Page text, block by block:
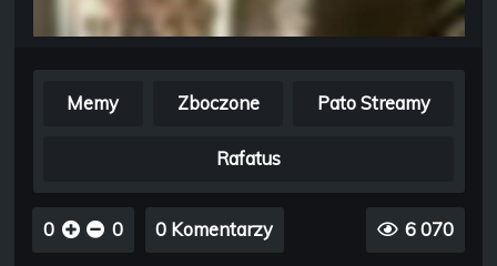
Memy Zboczone Pato Streamy
Rafatus
0 0 0 Komentarzy 6 070